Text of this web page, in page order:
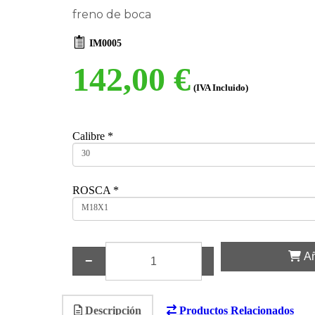
freno de boca
IM0005
142,00 € (IVA Incluido)
Calibre *
30
ROSCA *
M18X1
−
Descripción Productos Relacionados